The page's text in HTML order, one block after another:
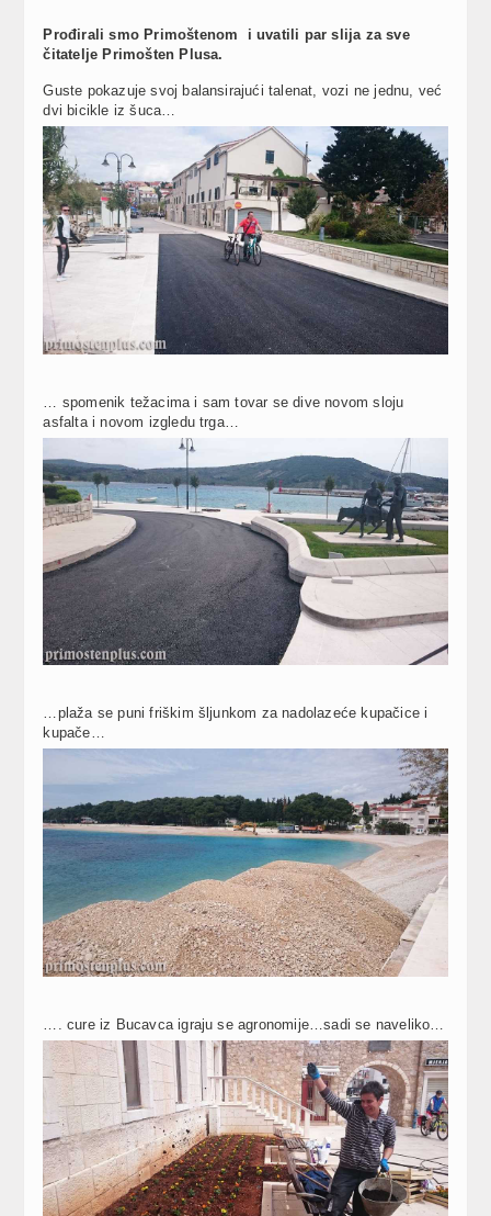
Prođirali smo Primoštenom i uvatili par slija za sve
čitatelje Primošten Plusa.
Guste pokazuje svoj balansirajući talenat, vozi ne jednu, već
dvi bicikle iz šuca…
… spomenik težacima i sam tovar se dive novom sloju
asfalta i novom izgledu trga…
…plaža se puni friškim šljunkom za nadolazeće kupačice i
kupače…
…. cure iz Bucavca igraju se agronomije…sadi se naveliko…